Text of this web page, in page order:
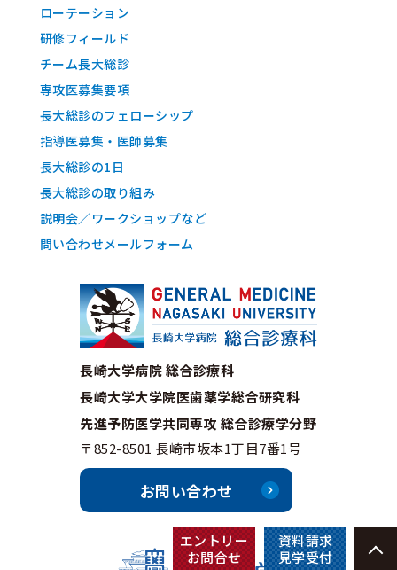
ローテーション
研修フィールド
チーム長大総診
専攻医募集要項
長大総診のフェローシップ
指導医募集・医師募集
長大総診の1日
長大総診の取り組み
説明会／ワークショップなど
問い合わせメールフォーム
長崎大学病院 総合診療科
長崎大学大学院医歯薬学総合研究科
先進予防医学共同専攻 総合診療学分野
〒852-8501 長崎市坂本1丁目7番1号
お問い合わせ
エントリー
お問合せ
資料請求
見学受付